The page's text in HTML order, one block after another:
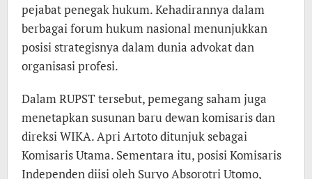
pejabat penegak hukum. Kehadirannya dalam
berbagai forum hukum nasional menunjukkan
posisi strategisnya dalam dunia advokat dan
organisasi profesi.
Dalam RUPST tersebut, pemegang saham juga
menetapkan susunan baru dewan komisaris dan
direksi WIKA. Apri Artoto ditunjuk sebagai
Komisaris Utama. Sementara itu, posisi Komisaris
Independen diisi oleh Suryo Absorotri Utomo,